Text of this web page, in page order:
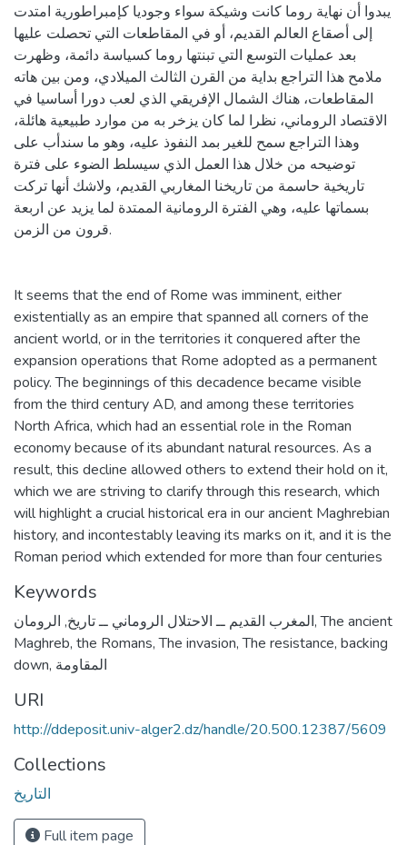
يبدوا أن نهاية روما كانت وشيكة سواء وجوديا كإمبراطورية امتدت
إلى أصقاع العالم القديم، أو في المقاطعات التي تحصلت عليها
بعد عمليات التوسع التي تبنتها روما كسياسة دائمة، وظهرت
ملامح هذا التراجع بداية من القرن الثالث الميلادي، ومن بين هاته
المقاطعات، هناك الشمال الإفريقي الذي لعب دورا أساسيا في
الاقتصاد الروماني، نظرا لما كان يزخر به من موارد طبيعية هائلة،
وهذا التراجع سمح للغير بمد النفوذ عليه، وهو ما سندأب على
توضيحه من خلال هذا العمل الذي سيسلط الضوء على فترة
تاريخية حاسمة من تاريخنا المغاربي القديم، ولاشك أنها تركت
بسماتها عليه، وهي الفترة الرومانية الممتدة لما يزيد عن اربعة
قرون من الزمن.
It seems that the end of Rome was imminent, either
existentially as an empire that spanned all corners of the
ancient world, or in the territories it conquered after the
expansion operations that Rome adopted as a permanent
policy. The beginnings of this decadence became visible
from the third century AD, and among these territories
North Africa, which had an essential role in the Roman
economy because of its abundant natural resources. As a
result, this decline allowed others to extend their hold on it,
which we are striving to clarify through this research, which
will highlight a crucial historical era in our ancient Maghrebian
history, and incontestably leaving its marks on it, and it is the
Roman period which extended for more than four centuries
Keywords
المغرب القديم ــ الاحتلال الروماني ــ تاريخ, الرومان ,The ancient
Maghreb, the Romans,The invasion,The resistance, backing
down, المقاومة
URI
http://ddeposit.univ-alger2.dz/handle/20.500.12387/5609
Collections
التاريخ
Full item page